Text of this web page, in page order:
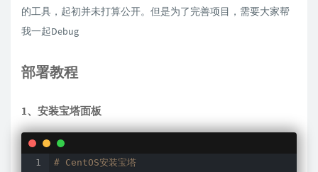
的工具，起初并未打算公开。但是为了完善项目，需要大家帮
我一起Debug
部署教程
1、安装宝塔面板
# CentOS安装宝塔